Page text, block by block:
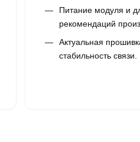
Питание модуля и
рекомендаций
Актуальная
стабильность связи.